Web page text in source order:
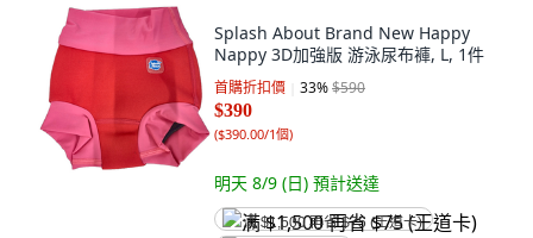
Splash About Brand New Happy
Nappy 3D加強版 游泳尿布褲, L, 1件
首購折扣價 33%$590
$390
($390.00/1個)
明天 8/9 (日) 預計送達
满 $1,500 再省 $75 (王道卡)